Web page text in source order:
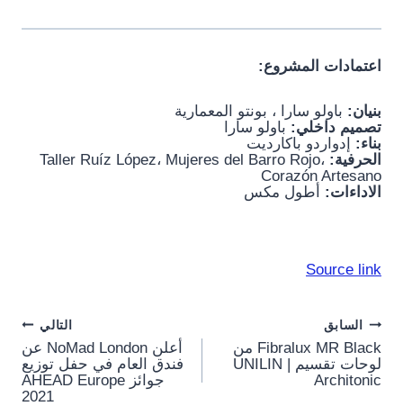
اعتمادات المشروع:
بنيان: باولو سارا ، بونتو المعمارية
تصميم داخلي: باولو سارا
بناء: إدواردو باكارديت
الحرفية: Taller Ruíz López، Mujeres del Barro Rojo،
Corazón Artesano
الاداءات: أطول مكس
Source link
Post
navigation
السابق
Fibralux MR Black من
لوحات تقسيم UNILIN |
Architonic
التالي
أعلن NoMad London عن
فندق العام في حفل توزيع
جوائز AHEAD Europe
2021